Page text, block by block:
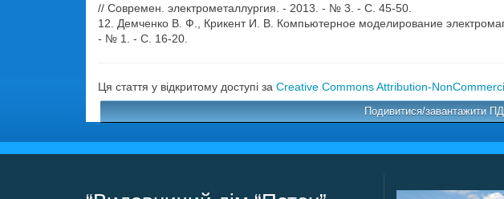
// Современ. электрометаллургия. - 2013. - № 3. - С. 45-50.
12. Демченко В. Ф., Крикент И. В. Компьютерное моделирование
- № 1. - С. 16-20.
Ця стаття у відкритому доступі за Creative Commons Attribution-
Подивитися/завантажити